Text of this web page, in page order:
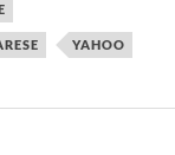
YAHOO